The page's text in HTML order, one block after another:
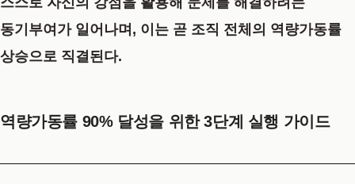
동기부여가 일어나며, 이는 곧 조직 전체의 역량가동률
상승으로 직결된다.
역량가동률 90% 달성을 위한 3단계 실행 가이드